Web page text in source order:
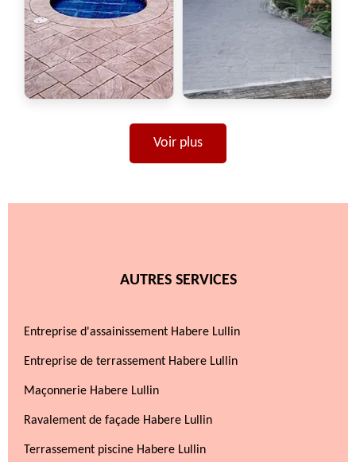
Voir plus
AUTRES SERVICES
Entreprise d'assainissement Habere Lullin
Entreprise de terrassement Habere Lullin
Maçonnerie Habere Lullin
Ravalement de façade Habere Lullin
Terrassement piscine Habere Lullin